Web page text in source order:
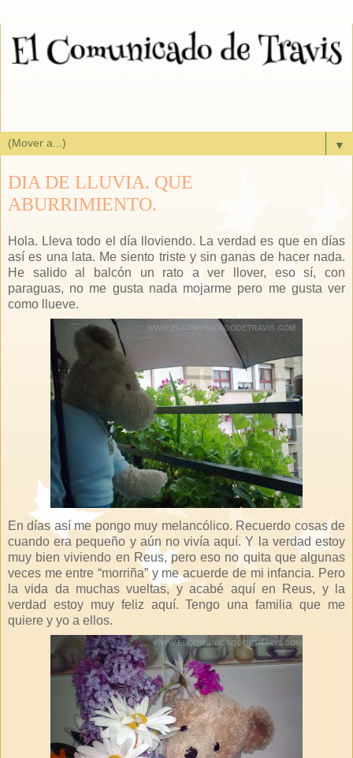
▼
DIA DE LLUVIA. QUE
ABURRIMIENTO.
Hola. Lleva todo el día lloviendo. La verdad es que en días
así es una lata. Me siento triste y sin ganas de hacer nada.
He salido al balcón un rato a ver llover, eso sí, con
paraguas, no me gusta nada mojarme pero me gusta ver
como llueve.
En días así me pongo muy melancólico. Recuerdo cosas de
cuando era pequeño y aún no vivía aquí. Y la verdad estoy
muy bien viviendo en Reus, pero eso no quita que algunas
veces me entre “morriña” y me acuerde de mi infancia. Pero
la vida da muchas vueltas, y acabé aquí en Reus, y la
verdad estoy muy feliz aquí. Tengo una familia que me
quiere y yo a ellos.